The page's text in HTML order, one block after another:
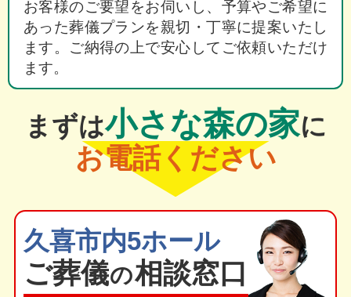
お客様のご要望をお伺いし、予算やご希望に
あった葬儀プランを親切・丁寧に提案いたし
ます。ご納得の上で安心してご依頼いただけ
ます。
まずは小さな森の家に
お電話ください
久喜市内5ホール
ご葬儀の相談窓口